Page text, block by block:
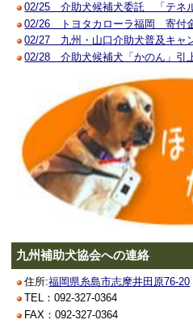
02/25 介助犬候補犬委託 「テネ
02/26 トヨタカローラ福岡 寄付金
02/27 九州・山口介助犬普及キャ
02/28 介助犬候補犬「かのん」引
九州補助犬協会への連絡
住所:福岡県糸島市志摩井田原76-20
TEL：092-327-0364
FAX：092-327-0364